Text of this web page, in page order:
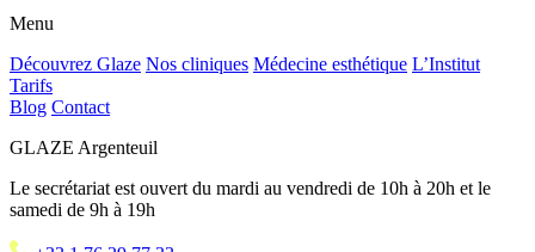
Menu
Découvrez Glaze Nos cliniques Médecine esthétique L’Institut
Tarifs
Blog Contact
GLAZE Argenteuil
Le secrétariat est ouvert du mardi au vendredi de 10h à 20h et le
samedi de 9h à 19h